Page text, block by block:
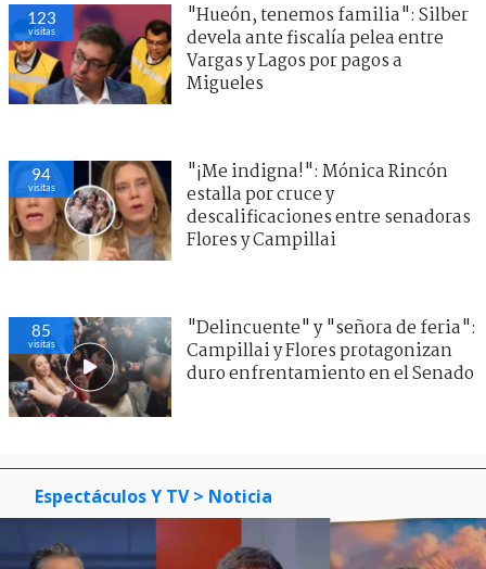
123
visitas
"Hueón, tenemos familia": Silber
devela ante fiscalía pelea entre
Vargas y Lagos por pagos a
Migueles
94
visitas
"¡Me indigna!": Mónica Rincón
estalla por cruce y
descalificaciones entre senadoras
Flores y Campillai
85
visitas
"Delincuente" y "señora de feria":
Campillai y Flores protagonizan
duro enfrentamiento en el Senado
Espectáculos Y TV > Noticia